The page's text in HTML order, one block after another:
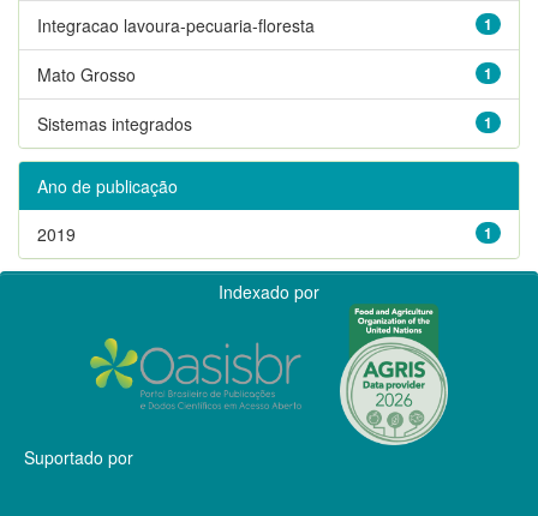
1
Integracao lavoura-pecuaria-floresta
1
Mato Grosso
1
Sistemas integrados
Ano de publicação
1
2019
Indexado por
Suportado por